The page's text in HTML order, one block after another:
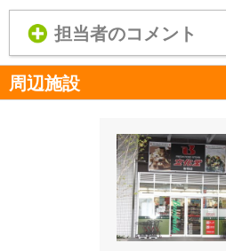
担当者のコメント
周辺施設